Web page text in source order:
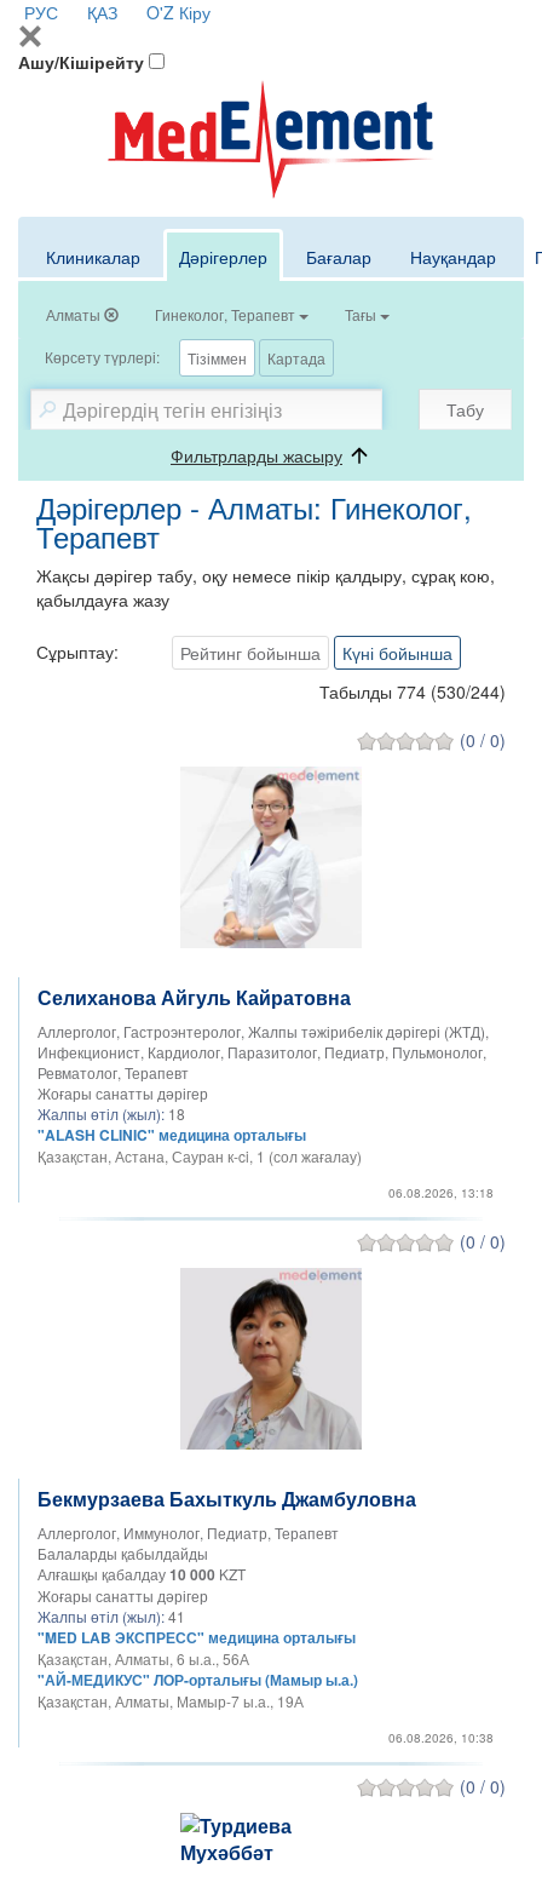
РУС ҚАЗ O'Z Кіру
Ашу/Кішірейту
Клиникалар Дәрігерлер Бағалар Науқандар
Алматы Гинеколог, Терапевт Тағы
Көрсету түрлері: Тізіммен Картада
Табу
Фильтрларды жасыру
Дәрігерлер - Алматы: Гинеколог,
Терапевт
Жақсы дәрігер табу, оқу немесе пікір қалдыру, сұрақ кою,
қабылдауға жазу
Сұрыптау: Рейтинг бойынша
Күні бойынша
Табылды 774 (530/244)
(0 / 0)
Селиханова Айгуль Кайратовна
Аллерголог, Гастроэнтеролог, Жалпы тәжірибелік дәрігері (ЖТД),
Инфекционист, Кардиолог, Паразитолог, Педиатр, Пульмонолог,
Ревматолог, Терапевт
Жоғары санатты дәрігер
Жалпы өтіл (жыл): 18
"ALASH CLINIC" медицина орталығы
Қазақстан, Астана, Сауран к-ci, 1 (сол жағалау)
06.08.2026, 13:18
(0 / 0)
Бекмурзаева Бахыткуль Джамбуловна
Аллерголог, Иммунолог, Педиатр, Терапевт
Балаларды қабылдайды
Алғашқы қабалдау10 000 KZT
Жоғары санатты дәрігер
Жалпы өтіл (жыл):41
"MED LAB ЭКСПРЕСС" медицина орталығы
Қазақстан, Алматы, 6 ы.а., 56А
"АЙ-МЕДИКУС" ЛОР-орталығы (Мамыр ы.а.)
Қазақстан, Алматы, Мамыр-7 ы.а., 19А
06.08.2026, 10:38
(0 / 0)